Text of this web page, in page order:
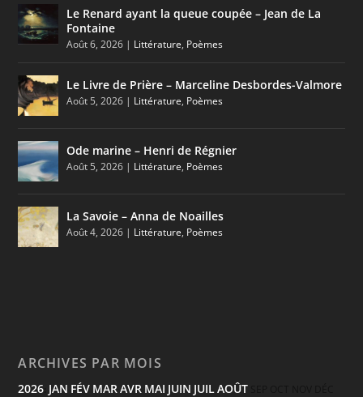
Le Renard ayant la queue coupée – Jean de La
Fontaine
Août 6, 2026 | Littérature, Poèmes
Le Livre de Prière – Marceline Desbordes-Valmore
Août 5, 2026 | Littérature, Poèmes
Ode marine – Henri de Régnier
Août 5, 2026 | Littérature, Poèmes
La Savoie – Anna de Noailles
Août 4, 2026 | Littérature, Poèmes
ARCHIVES PAR MOIS
2026 JAN FÉV MAR AVR MAI JUIN JUIL AOÛT